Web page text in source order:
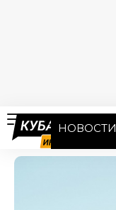
НОВОСТИ